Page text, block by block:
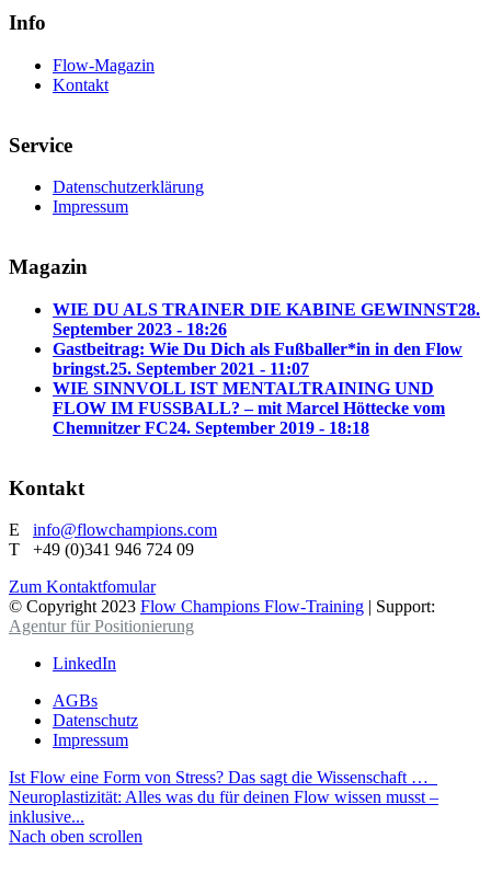
Info
Flow-Magazin
Kontakt
Service
Datenschutzerklärung
Impressum
Magazin
WIE DU ALS TRAINER DIE KABINE GEWINNST28.
September 2023 - 18:26
Gastbeitrag: Wie Du Dich als Fußballer*in in den Flow
bringst.25. September 2021 - 11:07
WIE SINNVOLL IST MENTALTRAINING UND
FLOW IM FUSSBALL? – mit Marcel Höttecke vom
Chemnitzer FC24. September 2019 - 18:18
Kontakt
E info@flowchampions.com
T +49 (0)341 946 724 09
Zum Kontaktfomular
© Copyright 2023 Flow Champions Flow-Training | Support:
Agentur für Positionierung
LinkedIn
AGBs
Datenschutz
Impressum
Ist Flow eine Form von Stress? Das sagt die Wissenschaft …
Neuroplastizität: Alles was du für deinen Flow wissen musst –
inklusive...
Nach oben scrollen